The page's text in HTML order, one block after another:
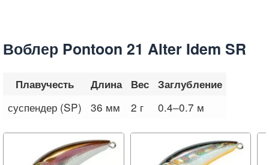
Воблер Pontoon 21 Alter Idem SR
Плавучесть Длина Вес Заглубление
суспендер (SP) 36 мм 2 г 0.4–0.7 м